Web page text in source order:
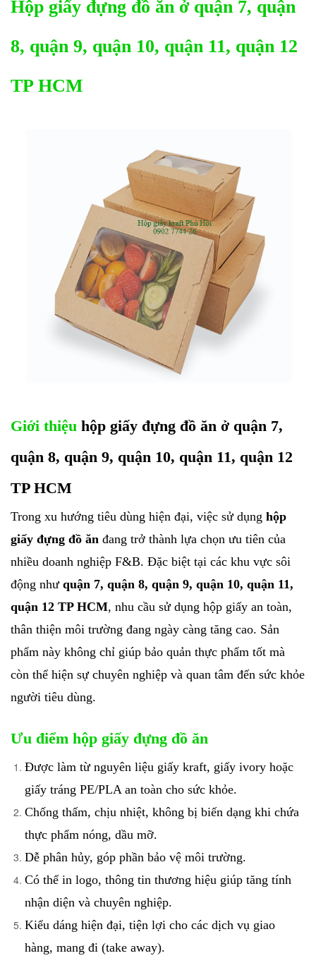
Hộp giấy đựng đồ ăn ở quận 7, quận
8, quận 9, quận 10, quận 11, quận 12
TP HCM
Giới thiệu hộp giấy đựng đồ ăn ở quận 7,
quận 8, quận 9, quận 10, quận 11, quận 12
TP HCM
Trong xu hướng tiêu dùng hiện đại, việc sử dụng hộp
giấy đựng đồ ăn đang trở thành lựa chọn ưu tiên của
nhiều doanh nghiệp F&B. Đặc biệt tại các khu vực sôi
động như quận 7, quận 8, quận 9, quận 10, quận 11,
quận 12 TP HCM, nhu cầu sử dụng hộp giấy an toàn,
thân thiện môi trường đang ngày càng tăng cao. Sản
phẩm này không chỉ giúp bảo quản thực phẩm tốt mà
còn thể hiện sự chuyên nghiệp và quan tâm đến sức khỏe
người tiêu dùng.
Ưu điểm hộp giấy đựng đồ ăn
Được làm từ nguyên liệu giấy kraft, giấy ivory hoặc
giấy tráng PE/PLA an toàn cho sức khỏe.
Chống thấm, chịu nhiệt, không bị biến dạng khi chứa
thực phẩm nóng, dầu mỡ.
Dễ phân hủy, góp phần bảo vệ môi trường.
Có thể in logo, thông tin thương hiệu giúp tăng tính
nhận diện và chuyên nghiệp.
Kiểu dáng hiện đại, tiện lợi cho các dịch vụ giao
hàng, mang đi (take away).